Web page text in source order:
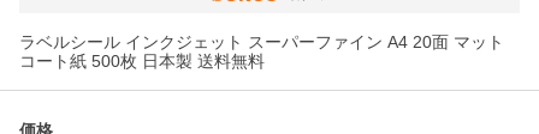
ラベルシール インクジェット スーパーファイン A4 20面 マット
コート紙 500枚 日本製 送料無料